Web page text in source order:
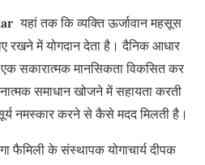
यहां तक कि व्यक्ति ऊर्जावान महसूस
रखने में योगदान देता है। दैनिक आधार
सकारात्मक मानसिकता विकसित कर
समाधान खोजने में सहायता करती
नमस्कार करने से कैसे मदद मिलती है।
फैमिली के संस्थापक योगाचार्य दीपक